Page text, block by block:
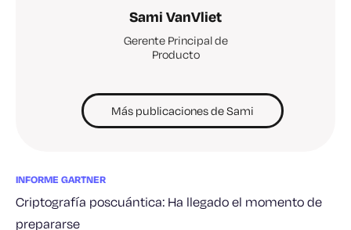
Sami VanVliet
Gerente Principal de
Producto
Más publicaciones de Sami
INFORME GARTNER
Criptografía poscuántica: Ha llegado el momento de
prepararse